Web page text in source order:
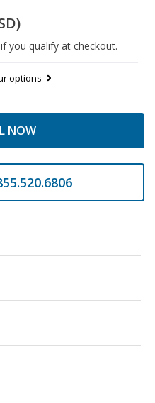
if you qualify at checkout.
options
NOW